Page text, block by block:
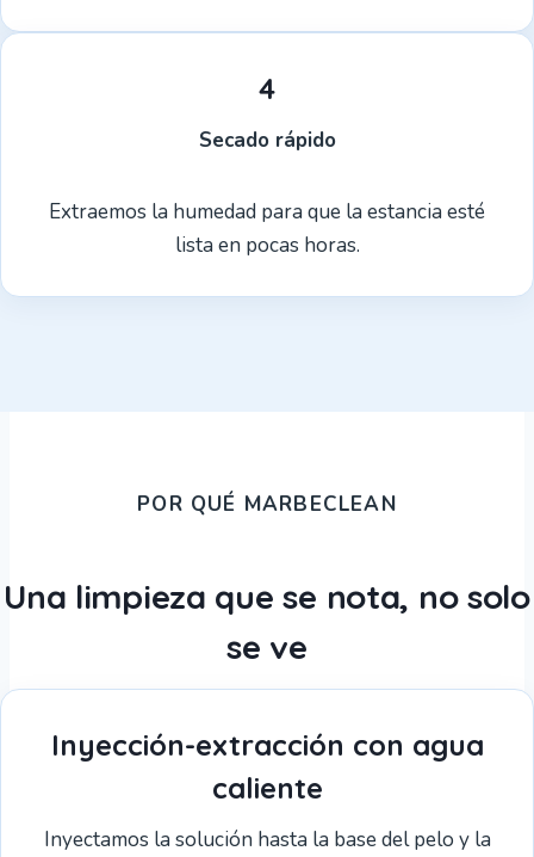
4
Secado rápido
Extraemos la humedad para que la estancia esté
lista en pocas horas.
POR QUÉ MARBECLEAN
Una limpieza que se nota, no solo
se ve
Inyección-extracción con agua
caliente
Inyectamos la solución hasta la base del pelo y la